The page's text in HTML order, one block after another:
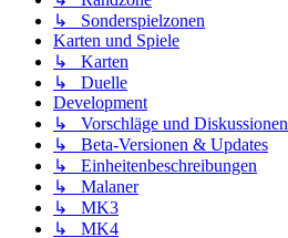
↳ Sonderspielzonen
Karten und Spiele
↳ Karten
↳ Duelle
Development
↳ Vorschläge und Diskussionen
↳ Beta-Versionen & Updates
↳ Einheitenbeschreibungen
↳ Malaner
↳ MK3
↳ MK4